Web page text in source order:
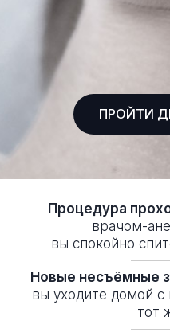
ПРОЙТИ
Процедура
врачом-
вы спокойно
Новые несъёмные
вы уходите домой с
тот